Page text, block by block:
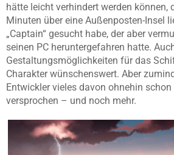
hätte leicht verhindert werden können,
Minuten über eine Außenposten-Insel
„Captain“ gesucht habe, der aber
seinen PC heruntergefahren hatte.
Gestaltungsmöglichkeiten für das
Charakter wünschenswert. Aber
Entwickler vieles davon ohnehin
versprochen – und noch mehr.